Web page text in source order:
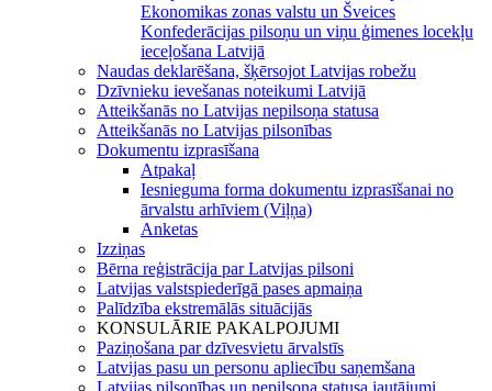
Ekonomikas zonas valstu un Šveices
Konfederācijas pilsoņu un viņu ģimenes locekļu
ieceļošana Latvijā
Naudas deklarēšana, šķērsojot Latvijas robežu
Dzīvnieku ievešanas noteikumi Latvijā
Atteikšanās no Latvijas nepilsoņa statusa
Atteikšanās no Latvijas pilsonības
Dokumentu izprasīšana
Atpakaļ
Iesnieguma forma dokumentu izprasīšanai no
ārvalstu arhīviem (Viļņa)
Anketas
Izziņas
Bērna reģistrācija par Latvijas pilsoni
Latvijas valstspiederīgā pases apmaiņa
Palīdzība ekstremālās situācijās
KONSULĀRIE PAKALPOJUMI
Paziņošana par dzīvesvietu ārvalstīs
Latvijas pasu un personu apliecību saņemšana
Latvijas pilsonības un nepilsoņa statusa jautājumi